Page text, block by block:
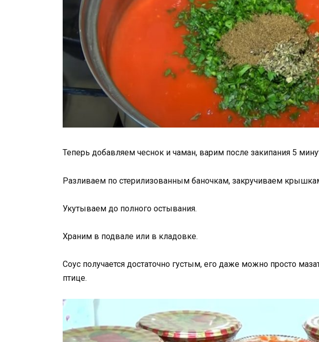
Теперь добавляем чеснок и чаман, варим после закипания 5
Разливаем по стерилизованным баночкам, закручиваем
Укутываем до полного остывания.
Храним в подвале или в кладовке.
Соус получается достаточно густым, его даже можно просто
птице.